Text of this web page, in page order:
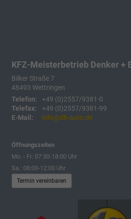
KFZ-Meisterbetrieb Denker +
Bilker Straße 7
48493 Wettringen
Telefon:
+49 (0)2557/9381-0
Telefax:
+49 (0)2557/9381-99
E-Mail:
info@db-auto.de
Öffnungszeiten
Mo. - Fr: 07:30-18:00 Uhr
Sa.: 08:00-12:00 Uhr
Termin vereinbaren